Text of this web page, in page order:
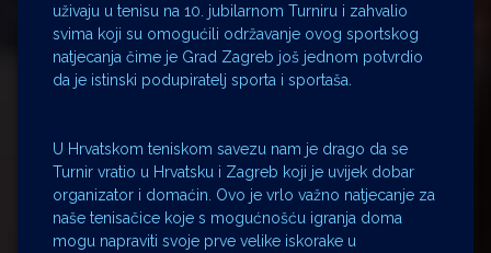
uživaju u tenisu na 10. jubilarnom Turniru i zahvalio
svima koji su omogućili održavanje ovog sportskog
natjecanja čime je Grad Zagreb još jednom potvrdio
da je istinski podupiratelj sporta i sportaša.
U Hrvatskom teniskom savezu nam je drago da se
Turnir vratio u Hrvatsku i Zagreb koji je uvijek dobar
organizator i domaćin. Ovo je vrlo važno natjecanje za
naše tenisačice koje s mogućnošću igranja doma
mogu napraviti svoje prve velike iskorake u